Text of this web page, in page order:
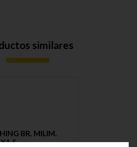
similares
BR. MILIM.
....